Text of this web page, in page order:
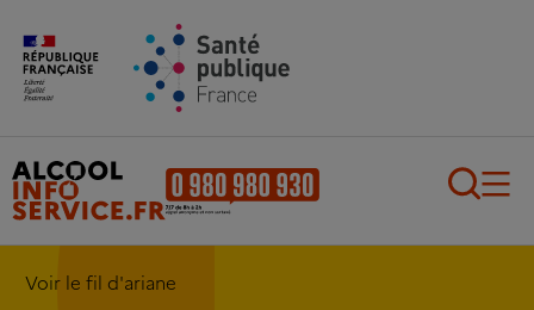
Aller au contenu principal
Voir le fil d'ariane